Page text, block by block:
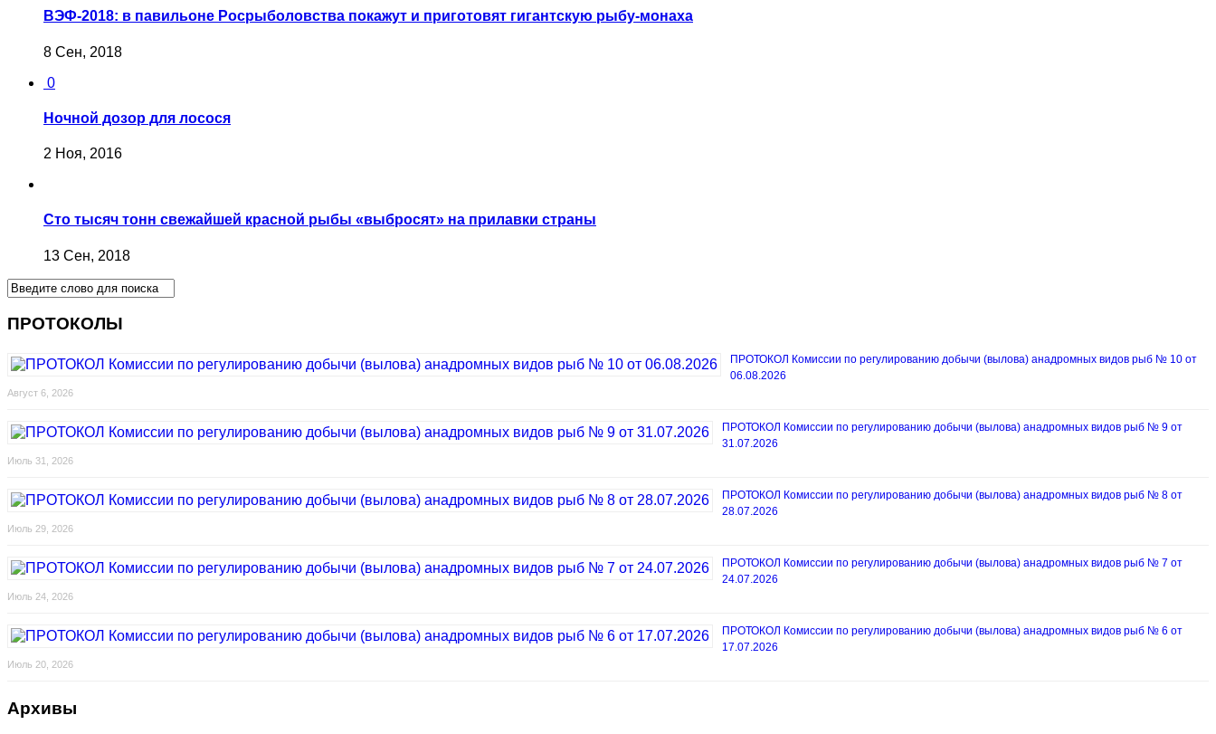
ВЭФ-2018: в павильоне Росрыболовства покажут и приготовят гигантскую рыбу-монаха
8 Сен, 2018
0
Ночной дозор для лосося
2 Ноя, 2016
Сто тысяч тонн свежайшей красной рыбы «выбросят» на прилавки страны
13 Сен, 2018
ПРОТОКОЛЫ
ПРОТОКОЛ Комиссии по регулированию добычи (вылова) анадромных видов рыб № 10 от
06.08.2026
Август 6, 2026
ПРОТОКОЛ Комиссии по регулированию добычи (вылова) анадромных видов рыб № 9 от
31.07.2026
Июль 31, 2026
ПРОТОКОЛ Комиссии по регулированию добычи (вылова) анадромных видов рыб № 8 от
28.07.2026
Июль 29, 2026
ПРОТОКОЛ Комиссии по регулированию добычи (вылова) анадромных видов рыб № 7 от
24.07.2026
Июль 24, 2026
ПРОТОКОЛ Комиссии по регулированию добычи (вылова) анадромных видов рыб № 6 от
17.07.2026
Июль 20, 2026
Архивы